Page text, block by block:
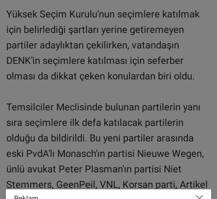
Yüksek Seçim Kurulu'nun seçimlere katılmak
için belirlediği şartları yerine getiremeyen
partiler adaylıktan çekilirken, vatandaşın
DENK'in seçimlere katılması için seferber
olması da dikkat çeken konulardan biri oldu.
Temsilciler Meclisinde bulunan partilerin yanı
sıra seçimlere ilk defa katılacak partilerin
olduğu da bildirildi. Bu yeni partiler arasında
eski PvdA'lı Monasch'ın partisi Nieuwe Wegen,
ünlü avukat Peter Plasman'ın partisi Niet
Stemmers, GeenPeil, VNL, Korsan parti, Artikel